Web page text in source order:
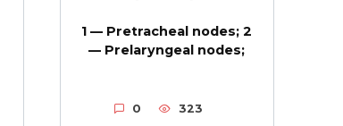
1 — Pretracheal nodes; 2
— Prelaryngeal nodes;
0 323